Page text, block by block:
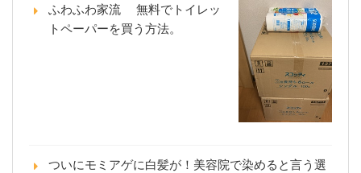
ふわふわ家流 無料でトイレッ
トペーパーを買う方法。
ついにモミアゲに白髪が！美容院で染めると言う選